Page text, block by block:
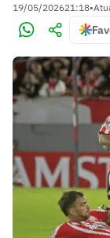
19/05/202621:18•